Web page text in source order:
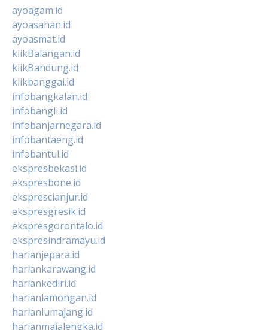
ayoagam.id
ayoasahan.id
ayoasmat.id
klikBalangan.id
klikBandung.id
klikbanggai.id
infobangkalan.id
infobangli.id
infobanjarnegara.id
infobantaeng.id
infobantul.id
ekspresbekasi.id
ekspresbone.id
eksprescianjur.id
ekspresgresik.id
ekspresgorontalo.id
ekspresindramayu.id
harianjepara.id
hariankarawang.id
hariankediri.id
harianlamongan.id
harianlumajang.id
harianmajalengka.id